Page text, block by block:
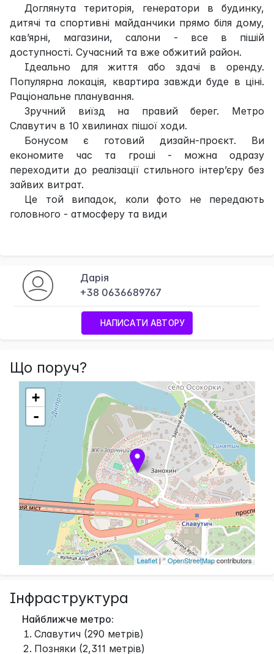
Доглянута територія, генератори в будинку,
дитячі та спортивні майданчики прямо біля дому,
кав’ярні, магазини, салони - все в пішій
доступності. Сучасний та вже обжитий район.
Ідеально для життя або здачі в оренду.
Популярна локація, квартира завжди буде в ціні.
Раціональне планування.
Зручний виїзд на правий берег. Метро
Славутич в 10 хвилинах пішої ходи.
Бонусом є готовий дизайн-проєкт. Ви
економите час та гроші - можна одразу
переходити до реалізації стильного інтер’єру без
зайвих витрат.
Це той випадок, коли фото не передають
головного - атмосферу та види
Дарія
+38 0636689767
НАПИСАТИ АВТОРУ
Що поруч?
+
-
Leaflet| ©OpenStreetMapcontributors
Інфраструктура
Найближче метро:
Славутич (290 метрів)
Позняки (2,311 метрів)